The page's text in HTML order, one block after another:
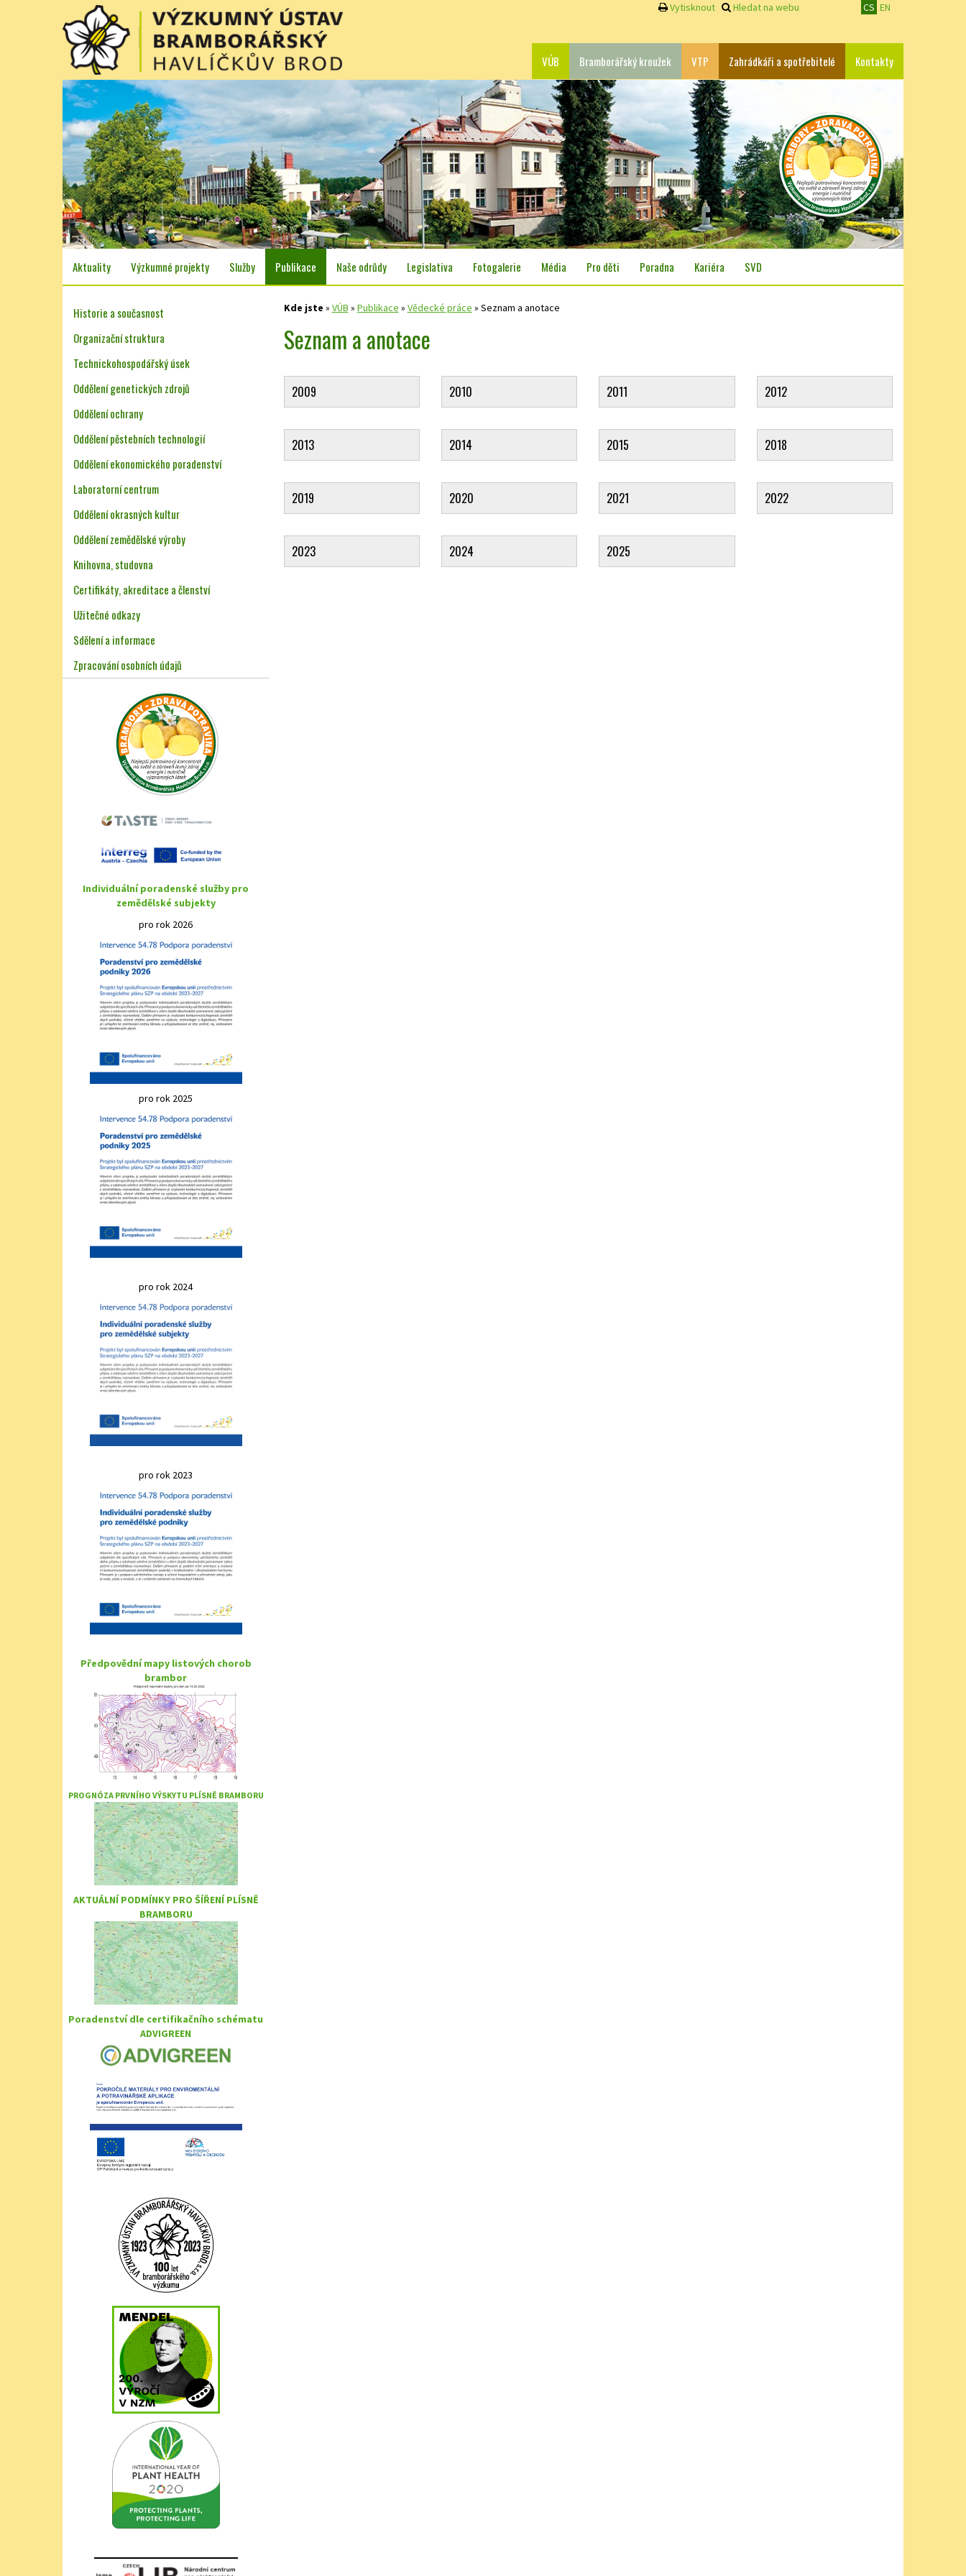
Vytisknout Hledat na webu CS EN
VÚB Bramborářský kroužek VTP Zahrádkáři a spotřebitelé Kontakty
Aktuality Výzkumné projekty Služby Publikace Naše odrůdy Legislativa Fotogalerie Média Pro děti Poradna Kariéra SVD
Kde jste » VÚB » Publikace » Vědecké práce » Seznam a anotace
Seznam a anotace
2009 2010 2011 2012
2013 2014 2015 2018
2019 2020 2021 2022
2023 2024 2025
Historie a současnost
Organizační struktura
Technickohospodářský úsek
Oddělení genetických zdrojů
Oddělení ochrany
Oddělení pěstebních technologií
Oddělení ekonomického poradenství
Laboratorní centrum
Oddělení okrasných kultur
Oddělení zemědělské výroby
Knihovna, studovna
Certifikáty, akreditace a členství
Užitečné odkazy
Sdělení a informace
Zpracování osobních údajů
Individuální poradenské služby pro
zemědělské subjekty
pro rok 2026
pro rok 2025
pro rok 2024
pro rok 2023
Předpovědní mapy listových chorob
brambor
PROGNÓZA PRVNÍHO VÝSKYTU PLÍSNĚ BRAMBORU
AKTUÁLNÍ PODMÍNKY PRO ŠÍŘENÍ PLÍSNĚ
BRAMBORU
Poradenství dle certifikačního schématu
ADVIGREEN